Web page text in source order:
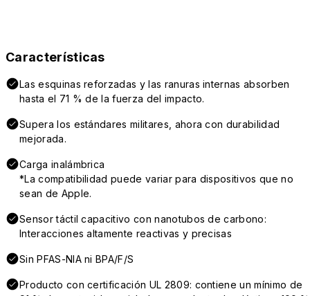
Características
Las esquinas reforzadas y las ranuras internas absorben
hasta el 71 % de la fuerza del impacto.
Supera los estándares militares, ahora con durabilidad
mejorada.
Carga inalámbrica
*La compatibilidad puede variar para dispositivos que no
sean de Apple.
Sensor táctil capacitivo con nanotubos de carbono:
Interacciones altamente reactivas y precisas
Sin PFAS-NIA ni BPA/F/S
Producto con certificación UL 2809: contiene un mínimo de